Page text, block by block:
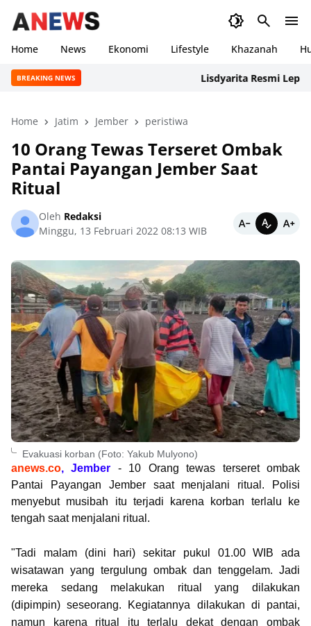
Home News Ekonomi Lifestyle Khazanah
BREAKING NEWS Lisdyarita Resmi Lepas
Home Jatim Jember peristiwa
10 Orang Tewas Terseret Ombak
Pantai Payangan Jember Saat
Ritual
Oleh Redaksi
Minggu, 13 Februari 2022 08:13 WIB
Evakuasi korban (Foto: Yakub Mulyono)
anews.co, Jember - 10 Orang tewas terseret ombak
Pantai Payangan Jember saat menjalani ritual. Polisi
menyebut musibah itu terjadi karena korban terlalu ke
tengah saat menjalani ritual.
"Tadi malam (dini hari) sekitar pukul 01.00 WIB ada
wisatawan yang tergulung ombak dan tenggelam. Jadi
mereka sedang melakukan ritual yang dilakukan
(dipimpin) seseorang. Kegiatannya dilakukan di pantai,
namun karena ritual itu terlalu dekat dengan ombak